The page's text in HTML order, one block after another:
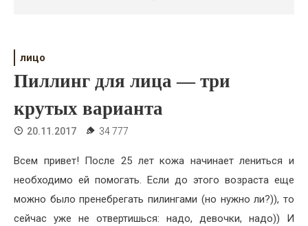
Свадьба
Жизнь
Хобби
Красота
Недвижимость
лицо
Пиллинг для лица — три
крутых варианта
20.11.2017 34 777
Всем привет! После 25 лет кожа начинает лениться и
необходимо ей помогать. Если до этого возраста еще
можно было пренебрегать пилингами (но нужно ли?)), то
сейчас уже не отвертишься: надо, девочки, надо)) И